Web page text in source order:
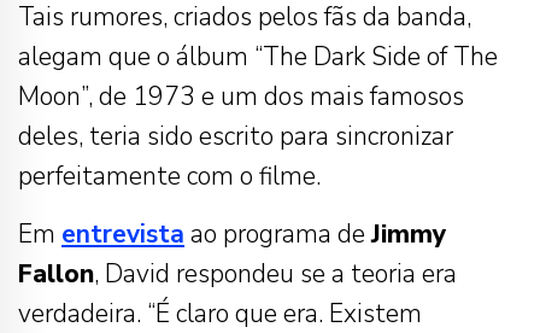
Tais rumores, criados pelos fãs da banda,
alegam que o álbum “The Dark Side of The
Moon”, de 1973 e um dos mais famosos
deles, teria sido escrito para sincronizar
perfeitamente com o filme.
Em entrevista ao programa deJimmy
Fallon, David respondeu se a teoria era
verdadeira. “É claro que era. Existem